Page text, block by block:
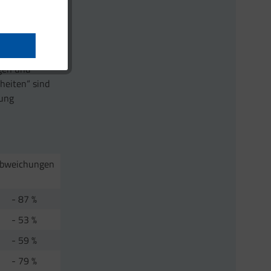
arm
und
und
sind
- 87 %
- 53 %
- 59 %
- 79 %